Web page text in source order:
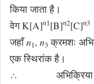
किया जाता है।
वेग K[A]n1[B]n2[C]n3
जहाँn1, n3 क्रमशः
एक स्थिरांक है।
∴ अभिक्रिया